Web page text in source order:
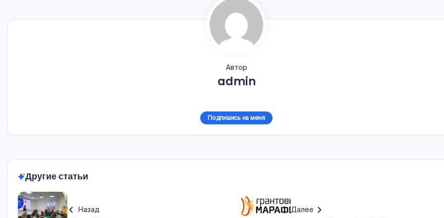
Автор
admin
Подпишись на меня
Другие статьи
Назад Далее